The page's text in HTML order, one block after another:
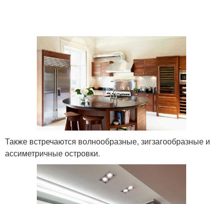
Также встречаются волнообразные, зигзагообразные и
ассиметричные островки.